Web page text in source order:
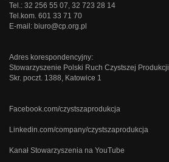
Tel.: 32 256 55 07, 32 723 28 14
Tel.kom. 601 33 71 70
E-mail: biuro@cp.org.pl
Adres korespondencyjny:
Stowarzyszenie Polski Ruch Czystszej Produkcji
Skr. poczt. 1388, Katowice 1
Facebook.com/czystszaprodukcja
Linkedin.com/company/czystszaprodukcja
Kanał Stowarzyszenia na YouTube